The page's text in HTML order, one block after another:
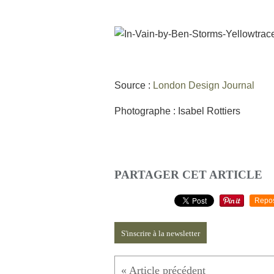
Source : London Design Journal
Photographe : Isabel Rottiers
PARTAGER CET ARTICLE
S'inscrire à la newsletter